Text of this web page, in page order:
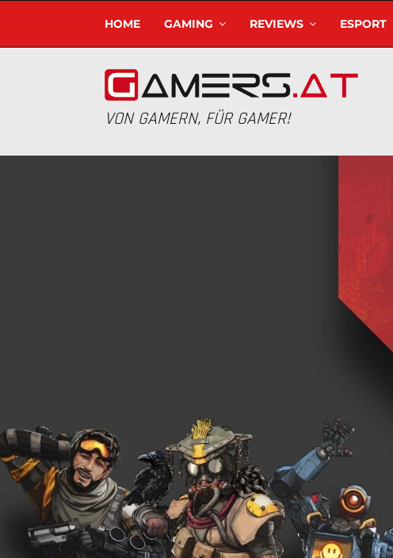
HOME GAMING REVIEWS ESPORT
VON GAMERN, FÜR GAMER!